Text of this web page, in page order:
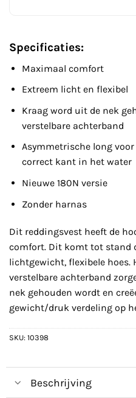
Specificaties:
Maximaal comfort
Extreem licht en flexibel
Kraag word uit de nek
verstelbare achterband
Asymmetrische long
correct kant in het water
Nieuwe 180N versie
Zonder harnas
Dit reddingsvest heeft de
comfort. Dit komt tot stand
lichtgewicht, flexibele hoes.
verstelbare achterband
nek gehouden wordt en
gewicht/druk verdeling op
SKU: 10398
Beschrijving